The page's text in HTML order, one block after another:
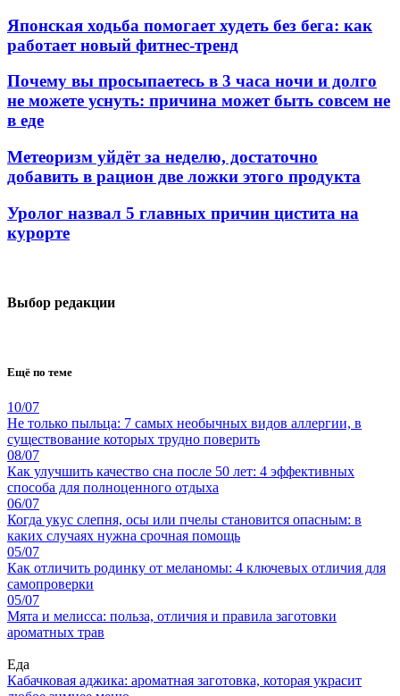
Японская ходьба помогает худеть без бега: как
работает новый фитнес-тренд
Почему вы просыпаетесь в 3 часа ночи и долго
не можете уснуть: причина может быть совсем не
в еде
Метеоризм уйдёт за неделю, достаточно
добавить в рацион две ложки этого продукта
Уролог назвал 5 главных причин цистита на
курорте
Выбор редакции
Ещё по теме
10/07
Не только пыльца: 7 самых необычных видов аллергии, в
существование которых трудно поверить
08/07
Как улучшить качество сна после 50 лет: 4 эффективных
способа для полноценного отдыха
06/07
Когда укус слепня, осы или пчелы становится опасным: в
каких случаях нужна срочная помощь
05/07
Как отличить родинку от меланомы: 4 ключевых отличия для
самопроверки
05/07
Мята и мелисса: польза, отличия и правила заготовки
ароматных трав
Еда
Кабачковая аджика: ароматная заготовка, которая украсит